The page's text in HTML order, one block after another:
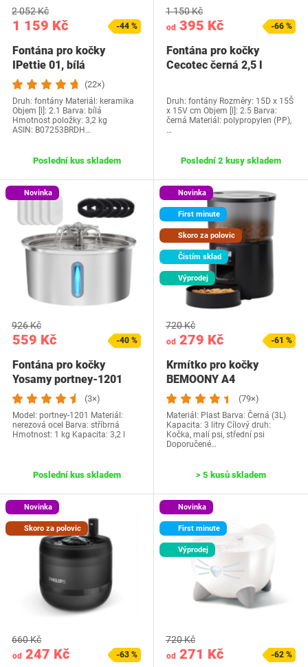
1 159 Kč
2 052 Kč
-44 %
Fontána pro kočky
IPettie 01, bílá
(22×)
Druh: fontány Materiál: keramika
Objem [l]: 2.1 Barva: bílá
Hmotnost položky: 3,2 kg
ASIN: B07253BRDH…
Poslední kus skladem
od 395 Kč
1 150 Kč
-66 %
Fontána pro kočky
Cecotec černá 2,5 l
Druh: fontány Rozměry: 15D x 15Š
x 15V cm Objem [l]: 2.5 Barva:
černá Materiál: polypropylen (PP),
…
Poslední 2 kusy skladem
Novinka
559 Kč
926 Kč
-40 %
Fontána pro kočky
Yosamy portney-1201
(3×)
Model: portney-1201 Materiál:
nerezová ocel Barva: stříbrná
Hmotnost: 1 kg Kapacita: 3,2 l
Poslední kus skladem
Novinka
First minute
Skoro za polovic
Čistím sklad
Výprodej
od 279 Kč
720 Kč
-61 %
Krmítko pro kočky
BEMOONY A4
(79×)
Materiál: Plast Barva: Černá (3L)
Kapacita: 3 litry Cílový druh:
Kočka, malí psi, střední psi
Doporučené…
> 5 kusů skladem
Novinka
Skoro za polovic
od 247 Kč
660 Kč
-63 %
Novinka
First minute
Výprodej
od 271 Kč
720 Kč
-62 %